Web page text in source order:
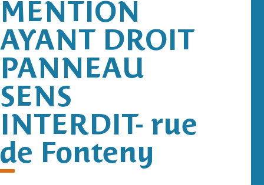
MENTION
AYANT DROIT
PANNEAU
SENS
INTERDIT- rue
de Fonteny